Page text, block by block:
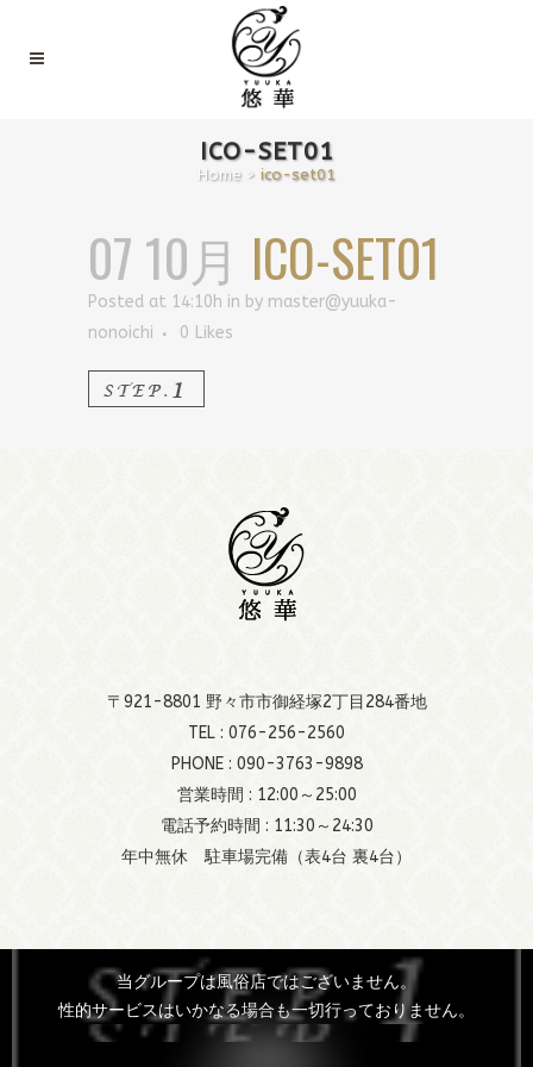
ICO-SET01
Home > ico-set01
07 10月 ICO-SET01
Posted at 14:10h in by master@yuuka-
nonoichi
0 Likes
〒921-8801 野々市市御経塚2丁目284番地
TEL : 076-256-2560
PHONE : 090-3763-9898
営業時間 : 12:00～25:00
電話予約時間 : 11:30～24:30
年中無休 駐車場完備（表4台 裏4台）
当グループは風俗店ではございません。
性的サービスはいかなる場合も一切行っておりません。